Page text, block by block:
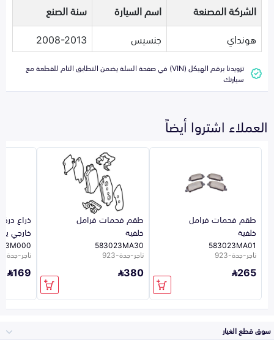
الشركة المصنعة اسم السيارة
سنة الصنع
هونداي
جنسيس 2008-2013
تزويدنا برقم الهيكل (VIN) في صفحة السلة يضمن التطابق التام للقطعة مع
سيارتك
العملاء اشتروا أيضاً
طقم فحمات فرامل
خلفية
583023MA01
تاجر-جدة-923
265
طقم فحمات فرامل
خلفية
583023MA30
تاجر-جدة-923
380
ذراع
خارجي
تاجر-جدة-923
169
سوق قطع الغيار